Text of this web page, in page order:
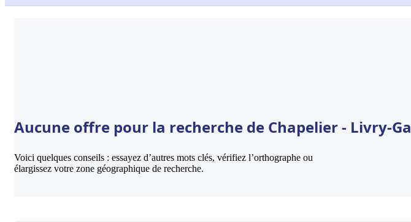
Aucune offre pour la recherche de Chapelier - Livry-
Voici quelques conseils : essayez d’autres mots clés, vérifiez l’orthographe ou
élargissez votre zone géographique de recherche.